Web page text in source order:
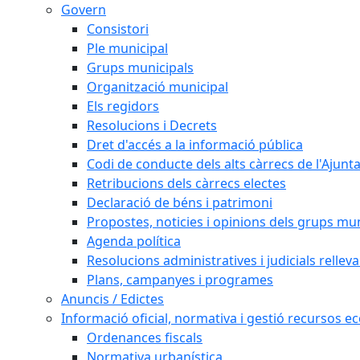
Govern
Consistori
Ple municipal
Grups municipals
Organització municipal
Els regidors
Resolucions i Decrets
Dret d'accés a la informació pública
Codi de conducte dels alts càrrecs de
Retribucions dels càrrecs electes
Declaració de béns i patrimoni
Propostes, noticies i opinions dels grups
Agenda política
Resolucions administratives i judicials
Plans, campanyes i programes
Anuncis / Edictes
Informació oficial, normativa i gestió recursos
Ordenances fiscals